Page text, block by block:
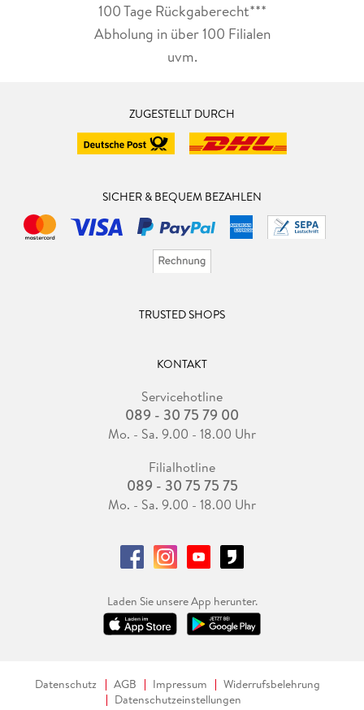
100 Tage Rückgaberecht***
Abholung in über 100 Filialen
uvm.
ZUGESTELLT DURCH
SICHER & BEQUEM BEZAHLEN
TRUSTED SHOPS
KONTAKT
Servicehotline
089 - 30 75 79 00
Mo. - Sa. 9.00 - 18.00 Uhr
Filialhotline
089 - 30 75 75 75
Mo. - Sa. 9.00 - 18.00 Uhr
Laden Sie unsere App herunter.
Datenschutz AGB Impressum
Widerrufsbelehrung
Datenschutzeinstellungen